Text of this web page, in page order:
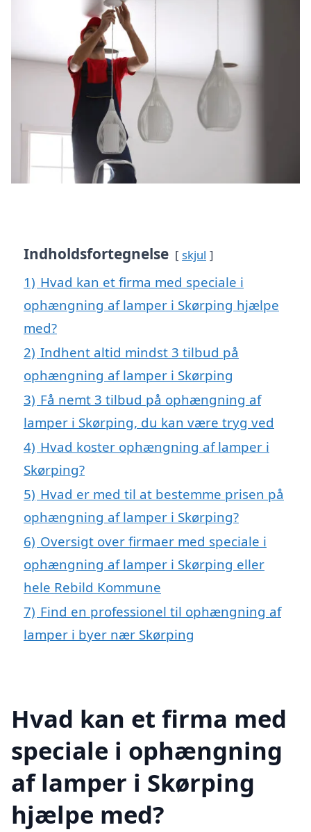
Indholdsfortegnelse skjul
1) Hvad kan et firma med speciale i
ophængning af lamper i Skørping hjælpe
med?
2) Indhent altid mindst 3 tilbud på
ophængning af lamper i Skørping
3) Få nemt 3 tilbud på ophængning af
lamper i Skørping, du kan være tryg ved
4) Hvad koster ophængning af lamper i
Skørping?
5) Hvad er med til at bestemme prisen på
ophængning af lamper i Skørping?
6) Oversigt over firmaer med speciale i
ophængning af lamper i Skørping eller
hele Rebild Kommune
7) Find en professionel til ophængning af
lamper i byer nær Skørping
Hvad kan et firma med
speciale i ophængning
af lamper i Skørping
hjælpe med?